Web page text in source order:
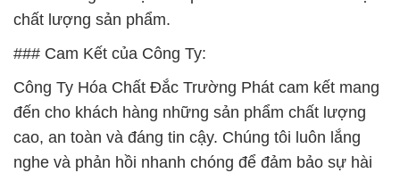
chất lượng sản phẩm.
### Cam Kết của Công Ty:
Công Ty Hóa Chất Đắc Trường Phát cam kết mang
đến cho khách hàng những sản phẩm chất lượng
cao, an toàn và đáng tin cậy. Chúng tôi luôn lắng
nghe và phản hồi nhanh chóng để đảm bảo sự hài